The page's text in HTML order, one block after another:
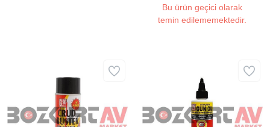
Bu ürün geçici olarak
temin edilememektedir.